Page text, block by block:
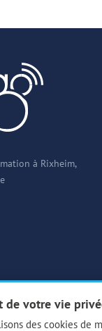
à Rixheim,
de votre vie
des cookies de